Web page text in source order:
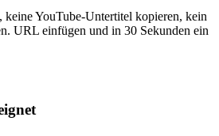
YouTube-Untertitel kopieren, kein
URL einfügen und in 30 Sekunden ein